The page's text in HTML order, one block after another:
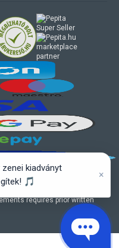
requires prior written
marketplace
partner
kiadványt
🎵
×